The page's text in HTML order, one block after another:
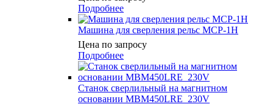
Подробнее
Машина для сверления рельс МСР-1Н
Цена по запросу
Подробнее
Станок сверлильный на магнитном
основании MBM450LRE_230V